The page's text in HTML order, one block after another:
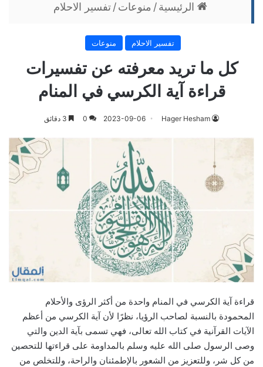
الرئيسية / منوعات / تفسير الاحلام
تفسير الاحلام منوعات
كل ما تريد معرفته عن تفسيرات
قراءة آية الكرسي في المنام
Hager Hesham
2023-09-06
0
قراءة آية الكرسي في المنام واحدة من أكثر الرؤى والأحلام
المحمودة بالنسبة لصاحب الرؤيا، نظرًا لأن آية الكرسي من أعظم
الآيات القرآنية في كتاب الله تعالى، فهي تسمى بآية الدين والتي
وصى الرسول صلى الله عليه وسلم بالمداومة على قراءتها للتحصين
من كل شر، وللتعزيز من الشعور بالإطمئنان والراحة، وللتخلص من